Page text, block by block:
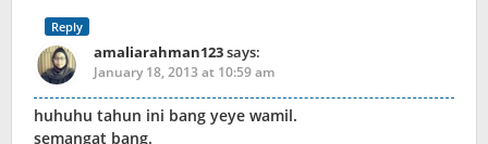
Reply
amaliarahman123says:
January 18, 2013 at 10:59 am
huhuhu tahun ini bang yeye wamil.
semangat bang.